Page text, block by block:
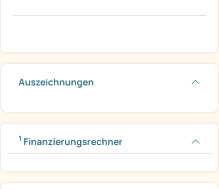
Auszeichnungen
1 Finanzierungsrechner